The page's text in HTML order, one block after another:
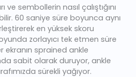
sembollerin nasıl çalıştığını
60 saniye süre boyunca aynı
en yüksek skoru
zorlayıcı tek etmen süre
ekranın sprained ankle
sabit olarak duruyor, ankle
sürekli yağıyor.